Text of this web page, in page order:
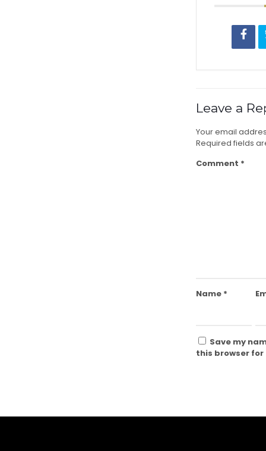
Leave a
Your email
Required fields
Comment *
Name *
Save my
this browser